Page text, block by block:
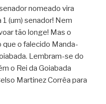
nomeado vira
(um) senador! Nem
tão longe! Mas o
que o falecido Manda-
Lembram-se do
o Rei da Goiabada
Martinez Corrêa para